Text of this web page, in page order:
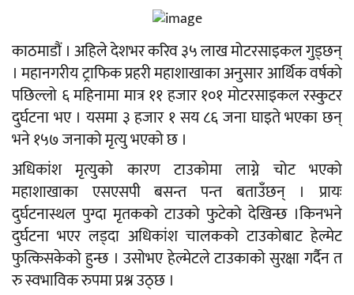
काठमाडौं । अहिले देशभर करिव ३५ लाख मोटरसाइकल गुड्छन्
। महानगरीय ट्राफिक प्रहरी महाशाखाका अनुसार आर्थिक वर्षको
पछिल्लो ६ महिनामा मात्र ११ हजार १०१ मोटरसाइकल रस्कुटर
दुर्घटना भए । यसमा ३ हजार १ सय ८६ जना घाइते भएका छन्
भने १५७ जनाको मृत्यु भएको छ ।
अधिकांश मृत्युको कारण टाउकोमा लाग्ने चोट भएको
महाशाखाका एसएसपी बसन्त पन्त बताउँछन् । प्रायः
दुर्घटनास्थल पुग्दा मृतकको टाउको फुटेको देखिन्छ ।किनभने
दुर्घटना भएर लड्दा अधिकांश चालकको टाउकोबाट हेल्मेट
फुत्किसकेको हुन्छ । उसोभए हेल्मेटले टाउकाको सुरक्षा गर्दैन त
रु स्वभाविक रुपमा प्रश्न उठ्छ ।